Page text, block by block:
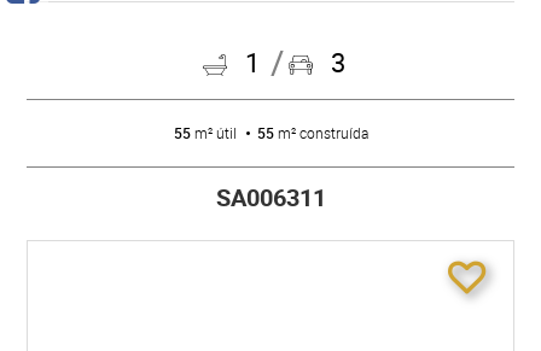
1 3
55m² útil 55m² construída
SA006311